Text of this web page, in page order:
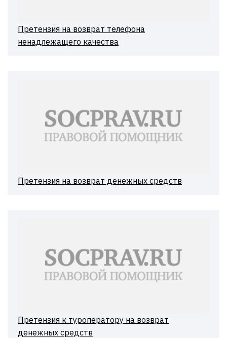
Претензия на возврат телефона
ненадлежащего качества
Претензия на возврат денежных средств
Претензия к туроператору на возврат
денежных средств